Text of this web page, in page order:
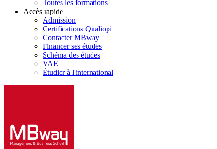
Toutes les formations
Accès rapide
Admission
Certifications Qualiopi
Contacter MBway
Financer ses études
Schéma des études
VAE
Étudier à l'international